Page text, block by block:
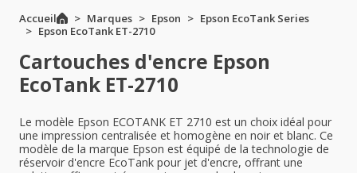
Accueil Marques Epson
Epson EcoTank Series
Epson EcoTank ET-2710
Cartouches d'encre Epson
EcoTank ET-2710
Le modèle Epson ECOTANK ET 2710 est un choix idéal pour
une impression centralisée et homogène en noir et blanc. Ce
modèle de la marque Epson est équipé de la technologie de
réservoir d'encre EcoTank pour jet d'encre, offrant une